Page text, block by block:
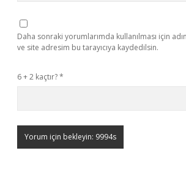
Daha sonraki yorumlarımda kullanılması için
ve site adresim bu tarayıcıya kaydedilsin.
6 + 2 kaçtır?*